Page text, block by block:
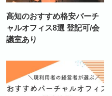
高知のおすすめ格安バーチ
ャルオフィス8選 登記可/会
議室あり